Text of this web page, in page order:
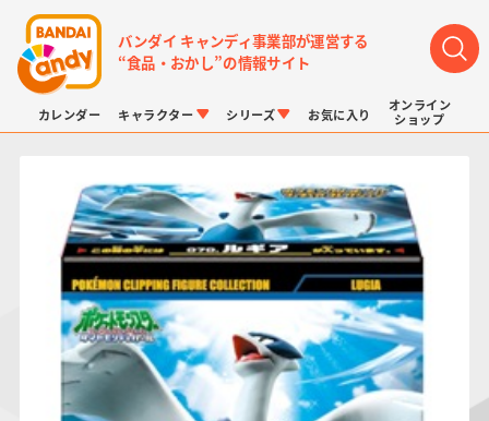
バンダイ キャンディ事業部が運営する
“食品・おかし”の情報サイト
カレンダー キャラクター
LINK TRAVELERS プリキュアシリーズ ドラゴンボール
シリーズ
チョコボックス チョコサプ ポケモンキッズ
お気に入り
オンライン
ショップ